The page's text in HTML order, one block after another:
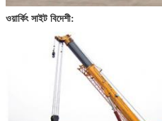
ওয়ার্কিং সাইট বিদেশী: